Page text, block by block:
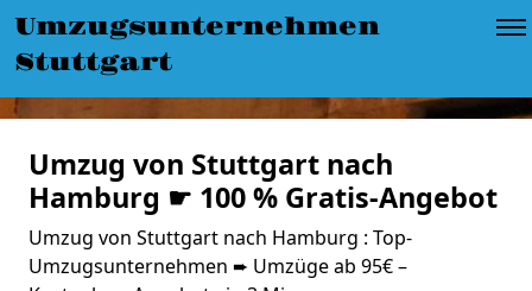
Umzugsunternehmen
Stuttgart
Umzug von Stuttgart nach
Hamburg ☛ 100 % Gratis-Angebot
Umzug von Stuttgart nach Hamburg : Top-
Umzugsunternehmen ➨ Umzüge ab 95€ –